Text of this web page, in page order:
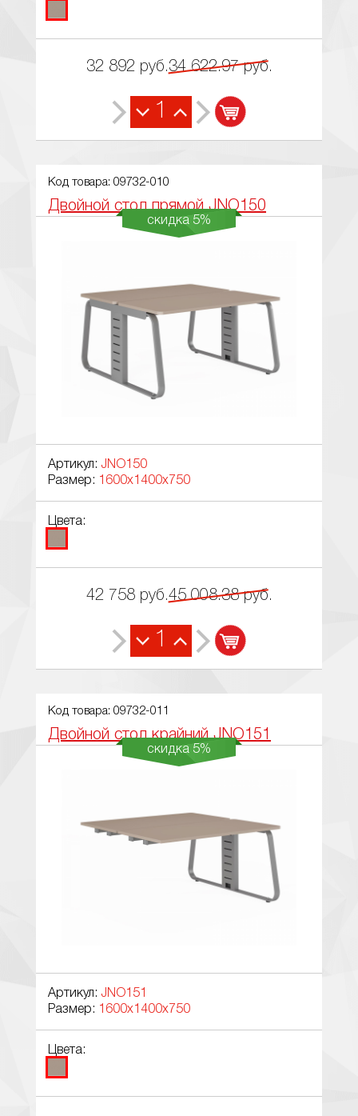
32 892 руб.34 622.97 руб.
1
Код товара: 09732-010
Двойной стол прямой JNO150
скидка 5%
Артикул: JNO150
Размер:
1600x1400x750
Цвета:
42 758 руб.45 008.38 руб.
1
Код товара: 09732-011
Двойной стол крайний JNO151
скидка 5%
Артикул: JNO151
Размер:
1600x1400x750
Цвета: